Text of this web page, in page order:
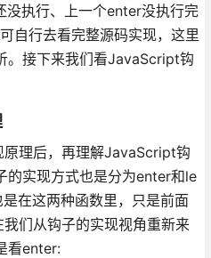
执行、上一个enter没执行完
自行去看完整源码实现，这里
。接下来我们看JavaScript钩
理后，再理解JavaScript钩
的实现方式也是分为enter和le
在这两种函数里，只是前面
们从钩子的实现视角重新来
看enter: